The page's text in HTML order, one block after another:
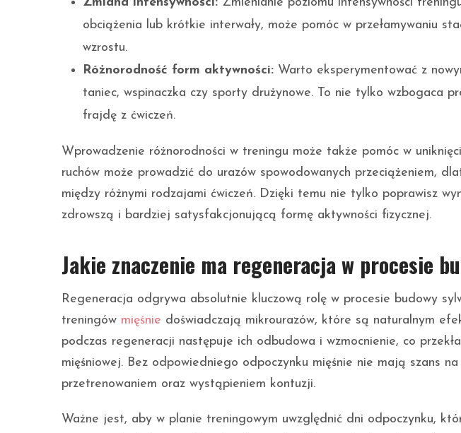
obciążenia lub krótkie interwały, może pomóc w przełamywaniu
wzrostu.
Różnorodność form aktywności: Warto eksperymentować z
taniec, wspinaczka czy sporty drużynowe. To nie tylko wzbogaca
frajdę z ćwiczeń.
Wprowadzenie różnorodności w treningu może także pomóc w
ruchów może prowadzić do urazów spowodowanych przeciążeniem,
między różnymi rodzajami ćwiczeń. Dzięki temu nie tylko poprawisz
zdrowszą i bardziej satysfakcjonującą formę aktywności fizycznej.
Jakie znaczenie ma regeneracja w procesie
Regeneracja odgrywa absolutnie kluczową rolę w procesie budowy
treningów mięśnie doświadczają mikrourazów, które są naturalnym
podczas regeneracji następuje ich odbudowa i wzmocnienie, co
mięśniowej. Bez odpowiedniego odpoczynku mięśnie nie mają szans
przetrenowaniem oraz wystąpieniem kontuzji.
Ważne jest, aby w planie treningowym uwzględnić dni odpoczynku,